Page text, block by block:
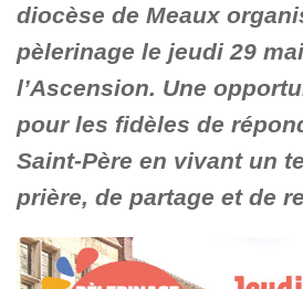
diocèse de Meaux
pèlerinage le jeudi 29
l’Ascension. Une
pour les fidèles de
Saint-Père en vivant un
prière, de partage et de